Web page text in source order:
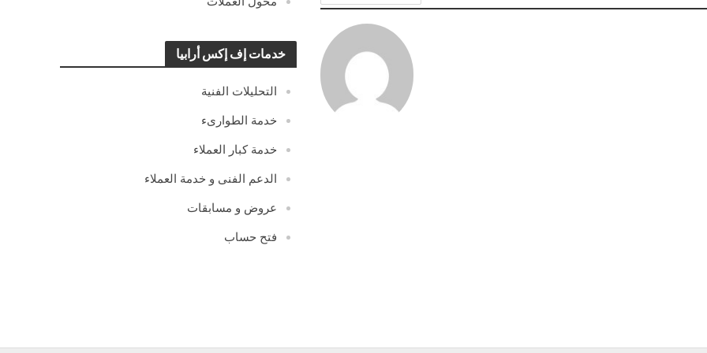
خدمات إف إكس أرابيا
التحليلات الفنية
خدمة الطوارىء
خدمة كبار العملاء
الدعم الفنى و خدمة العملاء
عروض و مسابقات
فتح حساب